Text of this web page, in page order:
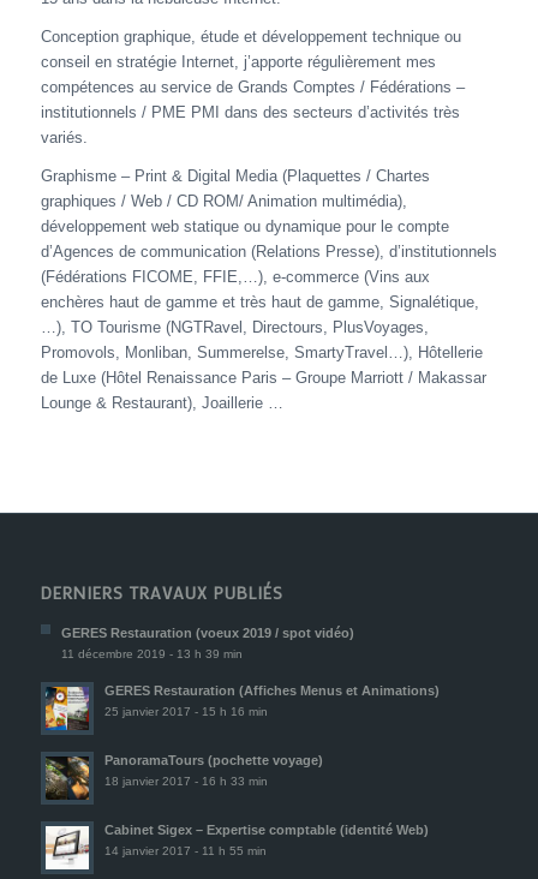
Conception graphique, étude et développement technique ou
conseil en stratégie Internet, j’apporte régulièrement mes
compétences au service de Grands Comptes / Fédérations –
institutionnels / PME PMI dans des secteurs d’activités très
variés.
Graphisme – Print & Digital Media (Plaquettes / Chartes
graphiques / Web / CD ROM/ Animation multimédia),
développement web statique ou dynamique pour le compte
d’Agences de communication (Relations Presse), d’institutionnels
(Fédérations FICOME, FFIE,…), e-commerce (Vins aux
enchères haut de gamme et très haut de gamme, Signalétique,
…), TO Tourisme (NGTRavel, Directours, PlusVoyages,
Promovols, Monliban, Summerelse, SmartyTravel…), Hôtellerie
de Luxe (Hôtel Renaissance Paris – Groupe Marriott / Makassar
Lounge & Restaurant), Joaillerie …
DERNIERS TRAVAUX PUBLIÉS
GERES Restauration (voeux 2019 / spot vidéo)
11 décembre 2019 - 13 h 39 min
GERES Restauration (Affiches Menus et Animations)
25 janvier 2017 - 15 h 16 min
PanoramaTours (pochette voyage)
18 janvier 2017 - 16 h 33 min
Cabinet Sigex – Expertise comptable (identité Web)
14 janvier 2017 - 11 h 55 min